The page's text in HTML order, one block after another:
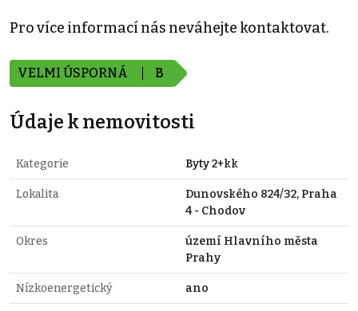
Pro více informací nás neváhejte kontaktovat.
VELMI ÚSPORNÁ B
Údaje k nemovitosti
Kategorie Byty 2+kk
Lokalita
Dunovského 824/32, Praha
4 - Chodov
Okres
území Hlavního města
Prahy
Nízkoenergetický ano